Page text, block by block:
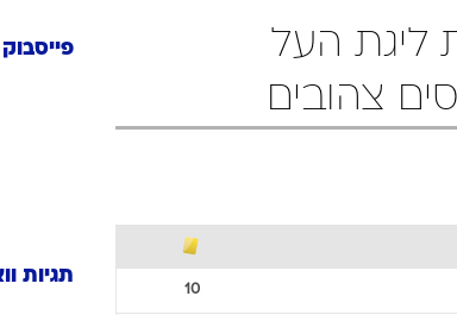
ליגה לאומית
כדורסל נשים
פודקאסטים
ליגת העל
10
פייסבוק
תגיות